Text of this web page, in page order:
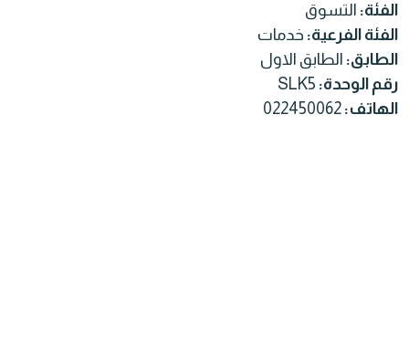
الفئة: التسوق
الفئة الفرعية: خدمات
الطابق: الطابق الاول
رقم الوحدة: SLK5
الهاتف: 022450062